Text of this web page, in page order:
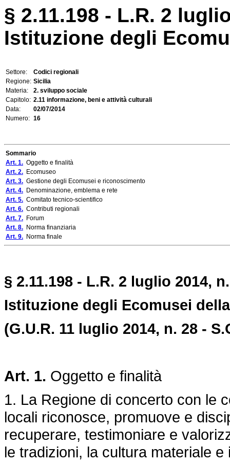
§ 2.11.198 - L.R. 2
Istituzione degli
Settore:
Codici regionali
Regione: Sicilia
Materia:
2. sviluppo sociale
Capitolo: 2.11 informazione, beni e attività culturali
Data:
02/07/2014
Numero: 16
Sommario
Art. 1. Oggetto e finalità
Art. 2. Ecomuseo
Art. 3. Gestione degli Ecomusei e riconoscimento
Art. 4. Denominazione, emblema e rete
Art. 5. Comitato tecnico-scientifico
Art. 6. Contributi regionali
Art. 7. Forum
Art. 8. Norma finanziaria
Art. 9. Norma finale
§ 2.11.198 - L.R. 2 luglio 2014,
Istituzione degli Ecomusei
(G.U.R. 11 luglio 2014, n. 28 -
Art. 1. Oggetto e finalità
1. La Regione di concerto con le
locali riconosce, promuove e
recuperare, testimoniare e
le tradizioni, la cultura materiale